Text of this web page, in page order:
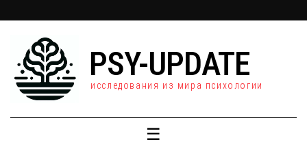
PSY-UPDATE
исследования из мира психологии
☰